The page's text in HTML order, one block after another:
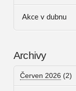
Akce v dubnu
Archivy
Červen 2026 (2)